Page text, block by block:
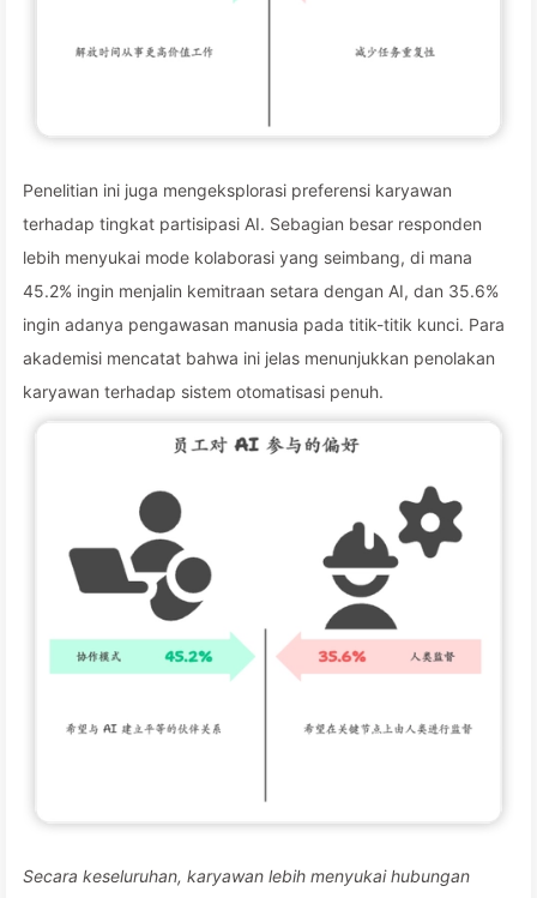
Penelitian ini juga mengeksplorasi preferensi karyawan
terhadap tingkat partisipasi AI. Sebagian besar responden
lebih menyukai mode kolaborasi yang seimbang, di mana
45.2% ingin menjalin kemitraan setara dengan AI, dan 35.6%
ingin adanya pengawasan manusia pada titik-titik kunci. Para
akademisi mencatat bahwa ini jelas menunjukkan penolakan
karyawan terhadap sistem otomatisasi penuh.
Secara keseluruhan, karyawan lebih menyukai hubungan